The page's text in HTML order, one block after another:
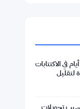
▼ -1.03%
▼ -0.16%